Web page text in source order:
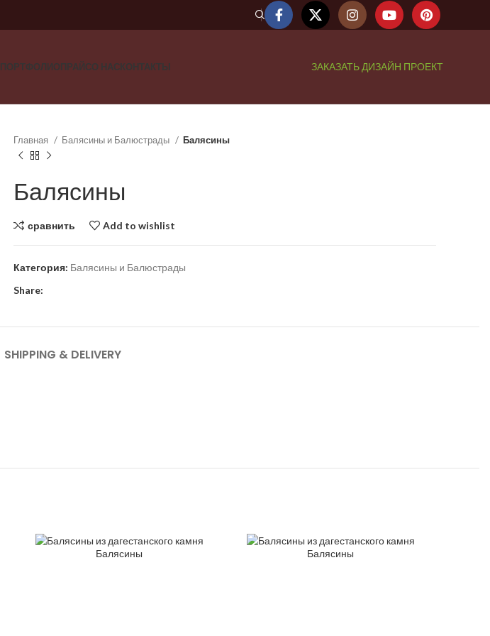
ПОРТФОЛИОПРАЙСО НАСКОНТАКТЫ ЗАКАЗАТЬ ДИЗАЙН ПРОЕКТ
Главная Балясины и Балюстрады Балясины
Балясины
сравнить Add to wishlist
Категория: Балясины и Балюстрады
Share:
SHIPPING & DELIVERY
Балясины Балясины